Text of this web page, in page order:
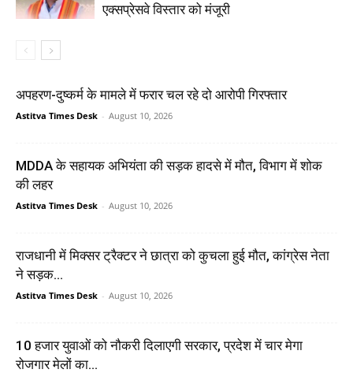
एक्सप्रेसवे विस्तार को मंजूरी
अपहरण-दुष्कर्म के मामले में फरार चल रहे दो आरोपी गिरफ्तार
Astitva Times Desk - August 10, 2026
MDDA के सहायक अभियंता की सड़क हादसे में मौत, विभाग में शोक
की लहर
Astitva Times Desk - August 10, 2026
राजधानी में मिक्सर ट्रैक्टर ने छात्रा को कुचला हुई मौत, कांग्रेस नेता
ने सड़क...
Astitva Times Desk - August 10, 2026
10 हजार युवाओं को नौकरी दिलाएगी सरकार, प्रदेश में चार मेगा
रोजगार मेलों का...